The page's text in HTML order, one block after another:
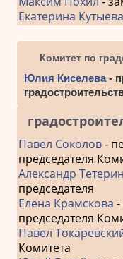
Екатерина Кутыева
Комитет по
Юлия Киселева-
Павел Соколов-
председателя
Александр Тетерин
председателя
Елена Крамскова -
председателя
Павел
Комитета